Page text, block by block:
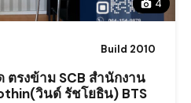
4
Build 2010
รงข้าม SCB สำนักงาน
วินด์ รัชโยธิน) BTS